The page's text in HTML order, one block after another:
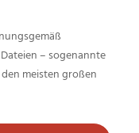
– sogenannte
meisten großen